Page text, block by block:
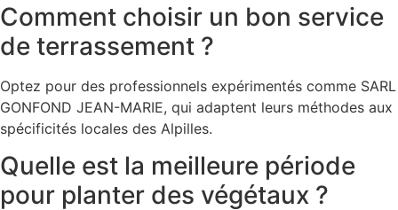
Comment choisir un bon service
de terrassement ?
Optez pour des professionnels expérimentés comme SARL
GONFOND JEAN-MARIE, qui adaptent leurs méthodes aux
spécificités locales des Alpilles.
Quelle est la meilleure période
pour planter des végétaux ?